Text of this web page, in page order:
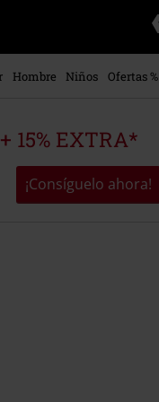
Hombre Niños Ofertas %
15% EXTRA*
¡Consíguelo ahora!